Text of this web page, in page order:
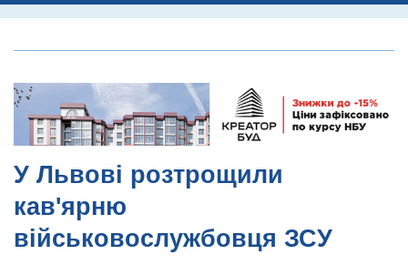
У Львові розтрощили
кав'ярню
військовослужбовця ЗСУ